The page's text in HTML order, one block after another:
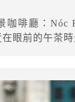
咖啡廳：Nóc
眼前的午茶時